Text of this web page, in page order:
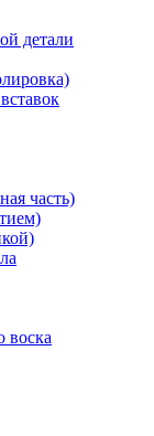
детали
часть)
воска